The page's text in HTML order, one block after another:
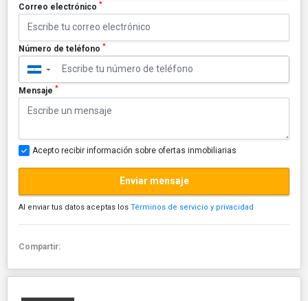
Correo electrónico *
Número de teléfono *
▼
Mensaje *
Acepto recibir información sobre ofertas inmobiliarias
Enviar mensaje
Al enviar tus datos aceptas los Términos de servicio y privacidad
Compartir: